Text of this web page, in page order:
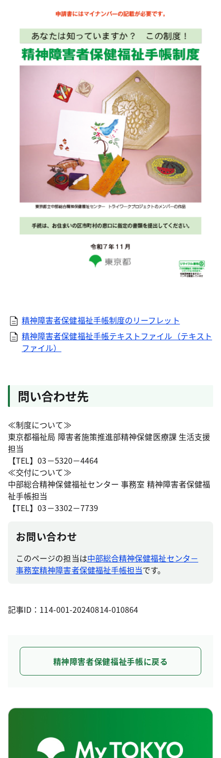
精神障害者保健福祉手帳制度のリーフレット
精神障害者保健福祉手帳テキストファイル（テキスト
ファイル）
問い合わせ先
≪制度について≫
東京都福祉局 障害者施策推進部精神保健医療課 生活支援
担当
【TEL】03－5320－4464
≪交付について≫
中部総合精神保健福祉センター 事務室 精神障害者保健福
祉手帳担当
【TEL】03－3302－7739
お問い合わせ
このページの担当は中部総合精神保健福祉センタ－
事務室精神障害者保健福祉手帳担当です。
記事ID：114-001-20240814-010864
精神障害者保健福祉手帳に戻る